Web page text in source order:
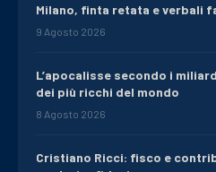
Milano, finta retata e verbali
9 Agosto 2026
L’apocalisse secondo i
dei più ricchi del mondo
8 Agosto 2026
Cristiano Ricci: fisco e